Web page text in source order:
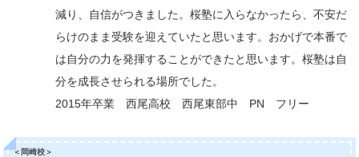
減り、自信がつきました。桜塾に入らなかったら、不安だ
らけのまま受験を迎えていたと思います。おかげで本番で
は自分の力を発揮することができたと思います。桜塾は自
分を成長させられる場所でした。
2015年卒業 西尾高校 西尾東部中 PN フリー
＜岡崎校＞